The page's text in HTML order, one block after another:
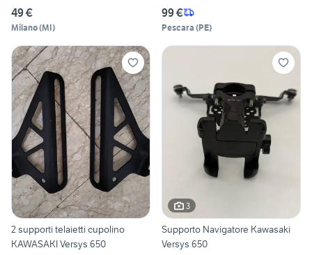
49 €
Milano(MI)
99 €
Pescara (PE)
2 supporti telaietti cupolino
KAWASAKI Versys 650
3
Supporto Navigatore Kawasaki
Versys 650